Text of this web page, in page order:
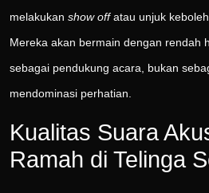
melakukan show offatau unjuk
Mereka akan bermain dengan rendah
sebagai pendukung acara, bukan
mendominasi perhatian.
Kualitas Suara
Ramah di Telinga